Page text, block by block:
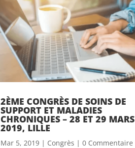
2ÈME CONGRÈS DE SOINS DE
SUPPORT ET MALADIES
CHRONIQUES – 28 ET 29 MARS
2019, LILLE
Mar 5, 2019| Congrès | 0 Commentaire